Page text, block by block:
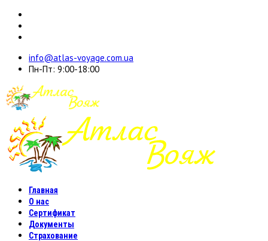
info@atlas-voyage.com.ua
Пн-Пт: 9:00-18:00
Главная
О нас
Сертификат
Документы
Страхование